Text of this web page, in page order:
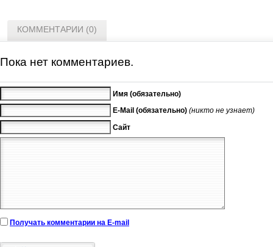
КОММЕНТАРИИ (0)
Пока нет комментариев.
Имя (обязательно)
E-Mail (обязательно) (никто не узнает)
Сайт
Получать комментарии на E-mail